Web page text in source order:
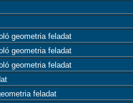
geometria feladat
geometria feladat
geometria feladat
feladat